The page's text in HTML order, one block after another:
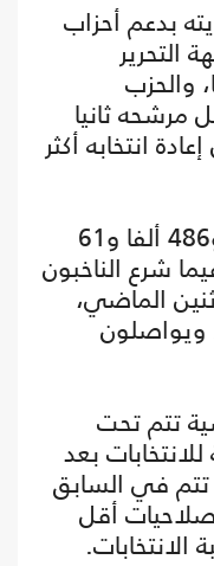
بدعم أحزاب
التحرير
والحزب
مرشحه ثانيا
ما يجعل إعادة انتخابه أكثر
ودُعي للتصويت 23 مليونا و486 ألفا و61
شرع الناخبون
الماضي،
عددهم 865 ألفا و490، ويواصلون
تتم تحت
بعد
كانت تتم في السابق
أقل
الانتخابات.